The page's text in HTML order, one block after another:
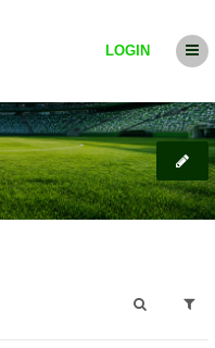
LOGIN